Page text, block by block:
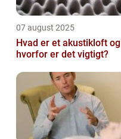
07 august 2025
Hvad er et akustikloft og
hvorfor er det vigtigt?